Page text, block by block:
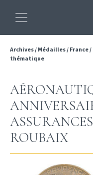
Archives/ Médailles/ France/
thématique
ROUBAIX